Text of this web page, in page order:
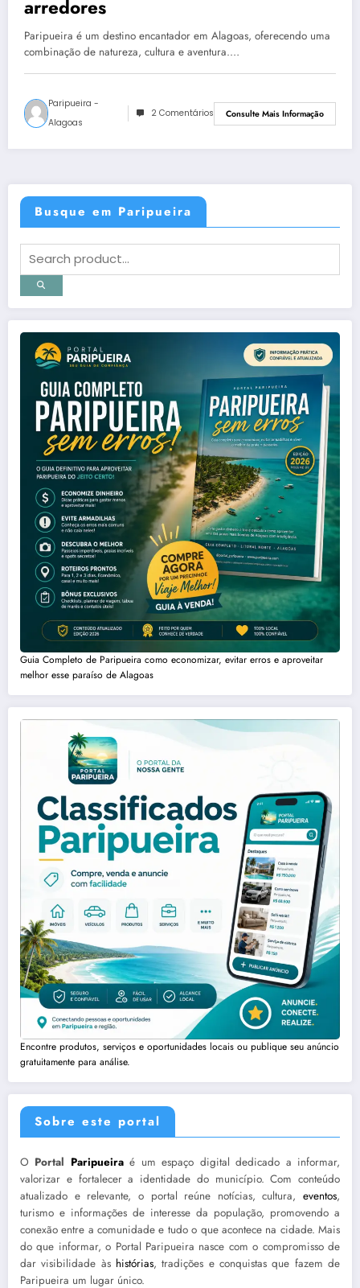
arredores
Paripueira é um destino encantador em Alagoas, oferecendo uma
combinação de natureza, cultura e aventura.…
Paripueira -
Alagoas
2 Comentários Consulte Mais Informação
Busque em Paripueira
Guia Completo de Paripueira como economizar, evitar erros e aproveitar
melhor esse paraíso de Alagoas
Encontre produtos, serviços e oportunidades locais ou publique seu anúncio
gratuitamente para análise.
Sobre este portal
O Portal Paripueiraé um espaço digital dedicado a informar,
valorizar e fortalecer a identidade do município. Com conteúdo
atualizado e relevante, o portal reúne notícias, cultura, eventos,
turismo e informações de interesse da população, promovendo a
conexão entre a comunidade e tudo o que acontece na cidade. Mais
do que informar, o Portal Paripueira nasce com o compromisso de
dar visibilidade às histórias, tradições e conquistas que fazem de
Paripueira um lugar único.